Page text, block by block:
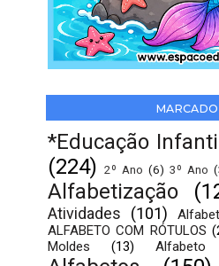
*Educação Infantil
(224) 2º Ano (6) 3º Ano
Alfabetização
Atividades
(101)
ALFABETO COM RÓTULOS
Moldes
(13)